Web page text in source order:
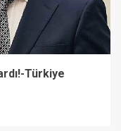
Türkiye